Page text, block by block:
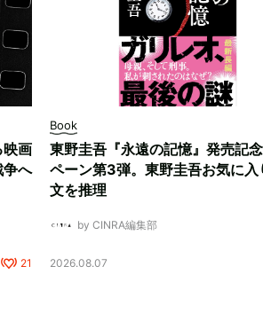
映画
争へ
21
Book
東野圭吾『永遠の記憶』発売記
ペーン第3弾。東野圭吾お気に入
文を推理
by CINRA編集部
2026.08.07